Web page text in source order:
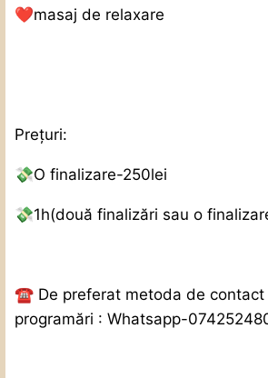
❤️masaj de relaxare ️
Prețuri:
💸O finalizare-250lei
💸1h(două finalizări sau o
☎️ De preferat metoda de contact
programări : Whatsapp-